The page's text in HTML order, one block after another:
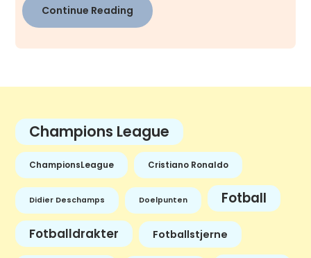
Continue Reading
Champions League
ChampionsLeague Cristiano Ronaldo
Didier Deschamps Doelpunten Fotball
Fotballdrakter Fotballstjerne